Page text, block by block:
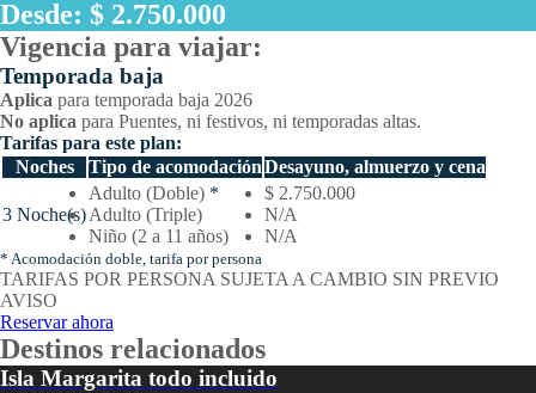
Desde: $ 2.750.000
Vigencia para viajar:
Temporada baja
Aplica para temporada baja 2026
No aplica para Puentes, ni festivos, ni temporadas altas.
Tarifas para este plan:
Temporada
baja
Tarifas
por
noches
y
tipo
de
acomodación
Noches Tipo de acomodaciónDesayuno, almuerzo y cena
3 Noche(s)
Adulto (Doble) *
Adulto (Triple)
Niño (2 a 11 años)
$ 2.750.000
N/A
N/A
* Acomodación doble, tarifa por persona
TARIFAS POR PERSONA SUJETA A CAMBIO SIN PREVIO
AVISO
Reservar ahora
Destinos relacionados
Isla Margarita todo incluido